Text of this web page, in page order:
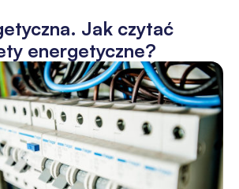
Jak czytać
energetyczne?